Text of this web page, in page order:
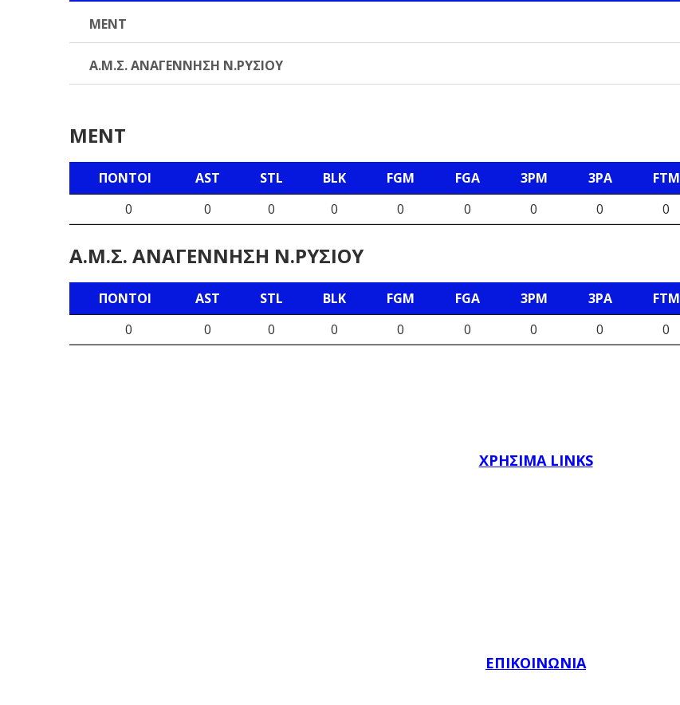
ΜΕΝΤ
Α.Μ.Σ. ΑΝΑΓΕΝΝΗΣΗ Ν.ΡΥΣΙΟΥ
ΜΕΝΤ
ΠΌΝΤΟΙ AST STL BLK FGM FGA 3PM 3PA FTM
0
0 0 0 0 0 0 0 0
Α.Μ.Σ. ΑΝΑΓΕΝΝΗΣΗ Ν.ΡΥΣΙΟΥ
ΠΌΝΤΟΙ AST STL BLK FGM FGA 3PM 3PA FTM
0
0 0 0 0 0 0 0 0
ΧΡΗΣΙΜΑ LINKS
ΕΠΙΚΟΙΝΩΝΙΑ